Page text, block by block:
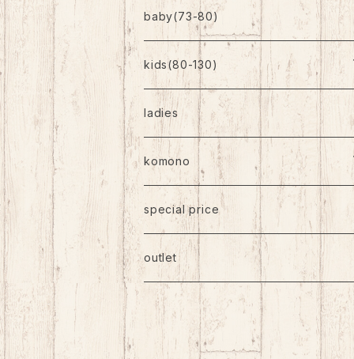
baby(73-80)
kids(80-130)
トップス
ボトムス
ワンピース
ladies
komono
帽子
靴下
バッグ
アクセサリー
special price
outlet